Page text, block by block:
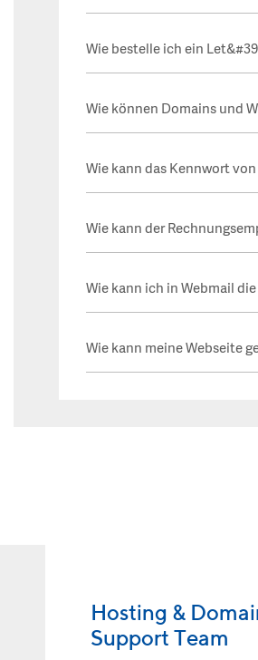
Wie bestelle ich ein
Wie können Domains und
Wie kann das Kennwort
Wie kann der
Wie kann ich in Webmail
Wie kann meine Webseite
Hosting &
Support Team